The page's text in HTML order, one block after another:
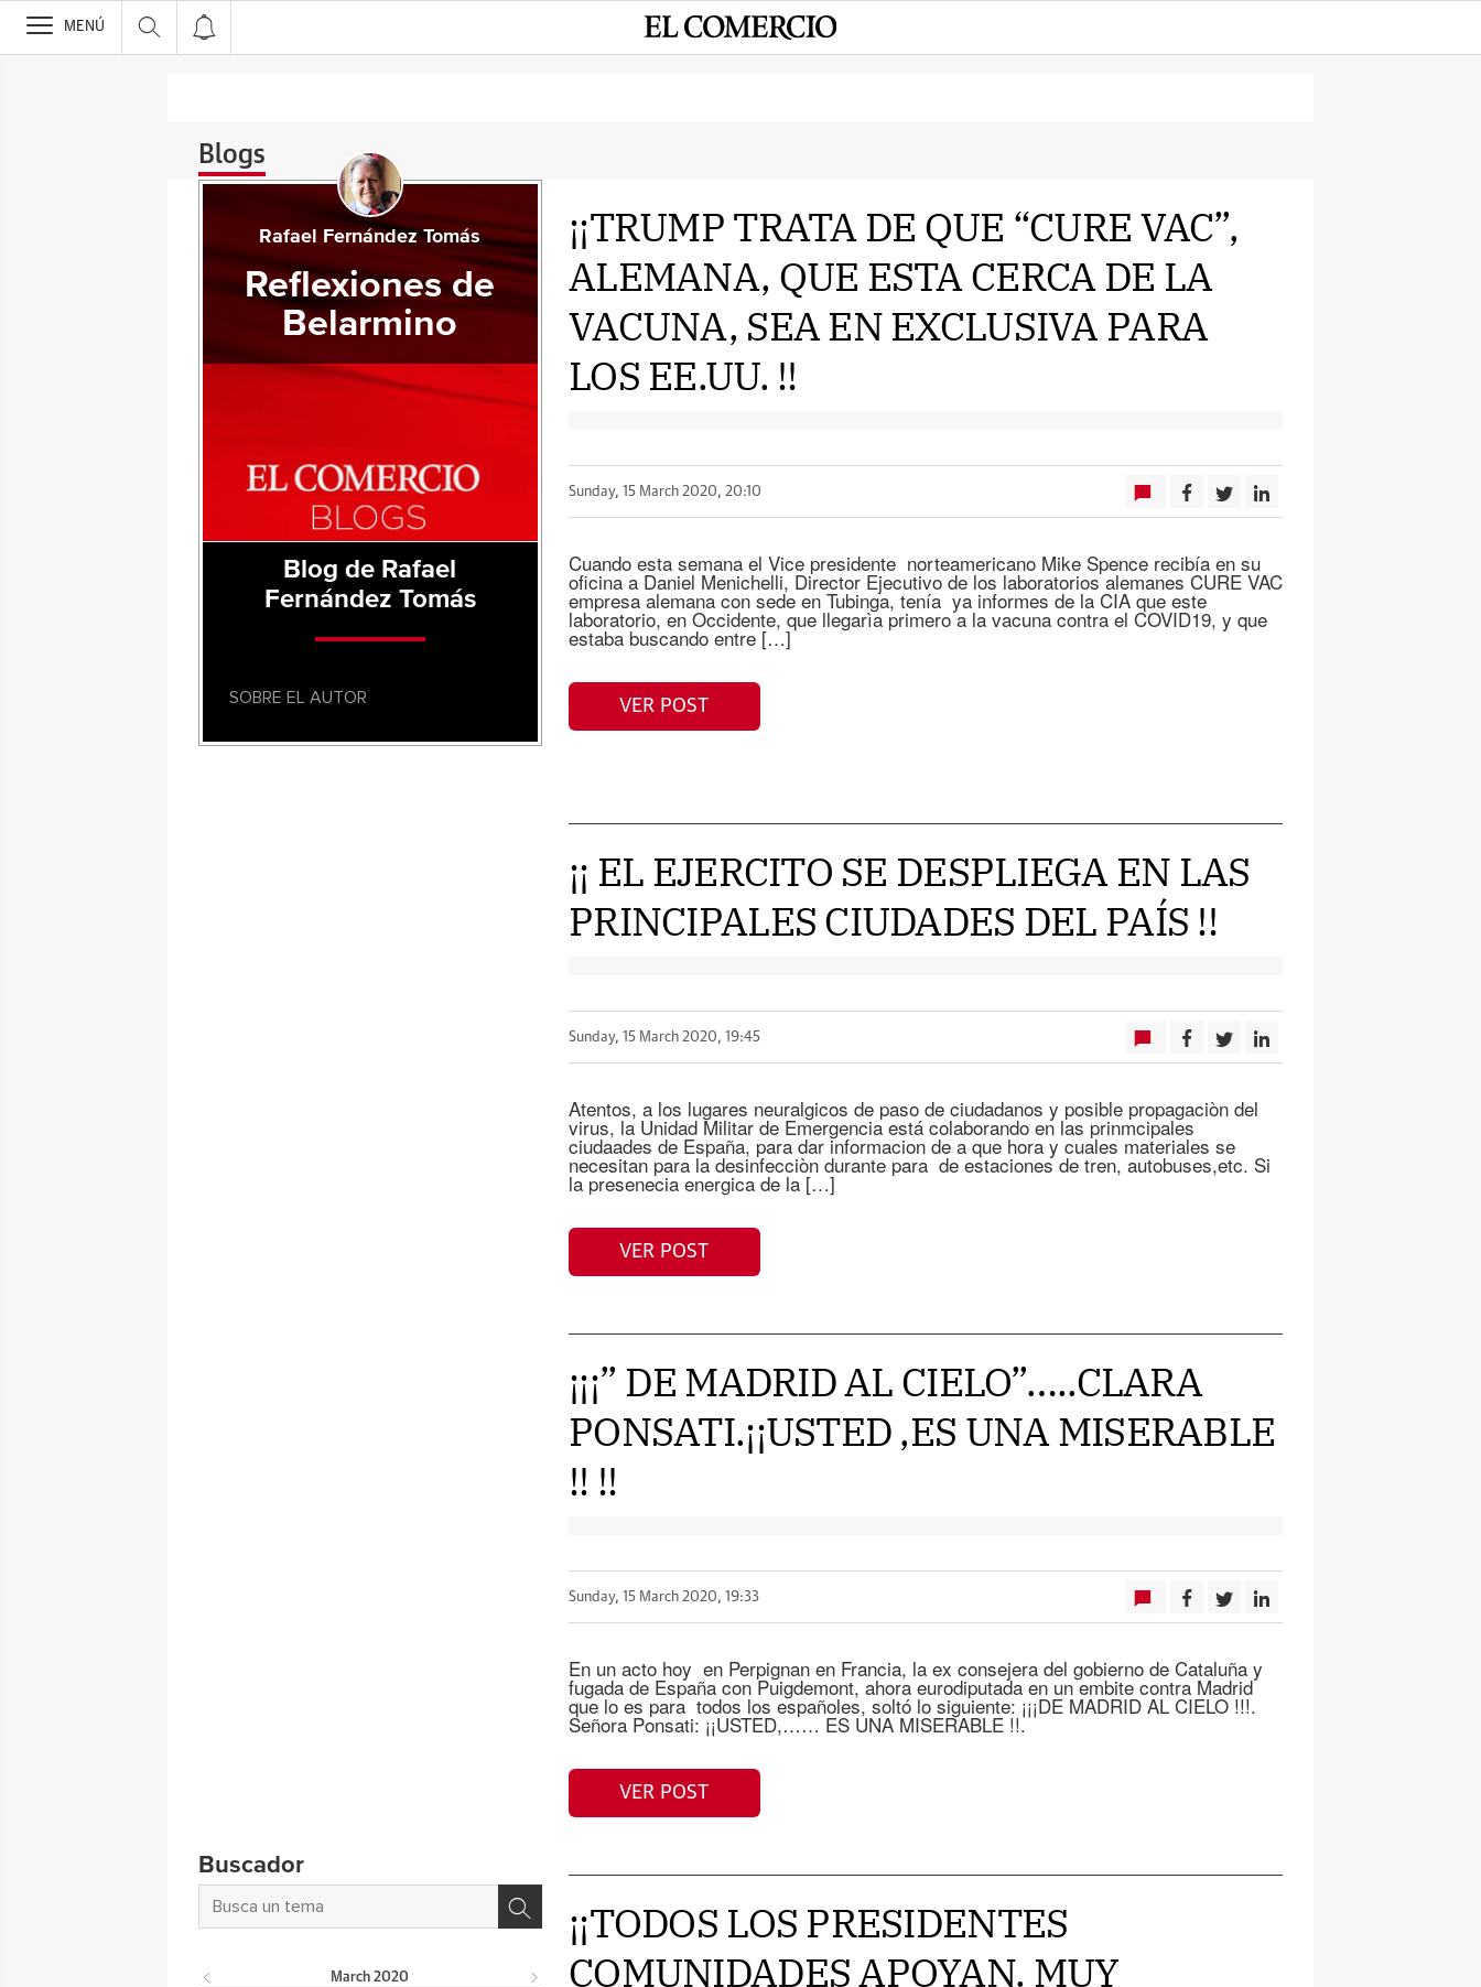
>
MENÚ
Blogs
¡¡TRUMP TRATA DE QUE “CURE VAC”,
ALEMANA, QUE ESTA CERCA DE LA
VACUNA, SEA EN EXCLUSIVA PARA
LOS EE.UU. !!
Sunday, 15 March 2020, 20:10
Cuando esta semana el Vice presidente norteamericano Mike Spence recibía en su
oficina a Daniel Menichelli, Director Ejecutivo de los laboratorios alemanes CURE VAC
empresa alemana con sede en Tubinga, tenía ya informes de la CIA que este
laboratorio, en Occidente, que llegarìa primero a la vacuna contra el COVID19, y que
estaba buscando entre […]
VER POST
¡¡ EL EJERCITO SE DESPLIEGA EN LAS
PRINCIPALES CIUDADES DEL PAÍS !!
Sunday, 15 March 2020, 19:45
Atentos, a los lugares neuralgicos de paso de ciudadanos y posible propagaciòn del
virus, la Unidad Militar de Emergencia está colaborando en las prinmcipales
ciudaades de España, para dar informacion de a que hora y cuales materiales se
necesitan para la desinfecciòn durante para de estaciones de tren, autobuses,etc. Si
la presenecia energica de la […]
VER POST
¡¡¡” DE MADRID AL CIELO”…..CLARA
PONSATI.¡¡USTED ,ES UNA MISERABLE
!! !!
Sunday, 15 March 2020, 19:33
En un acto hoy en Perpignan en Francia, la ex consejera del gobierno de Cataluña y
fugada de España con Puigdemont, ahora eurodiputada en un embite contra Madrid
que lo es para todos los españoles, soltó lo siguiente: ¡¡¡DE MADRID AL CIELO !!!.
Señora Ponsati: ¡¡USTED,…… ES UNA MISERABLE !!.
VER POST
¡¡TODOS LOS PRESIDENTES
COMUNIDADES APOYAN. MUY
Rafael Fernández Tomás
Reflexiones de
Belarmino
Blog de Rafael
Fernández Tomás
SOBRE EL AUTOR
Buscador
March 2020